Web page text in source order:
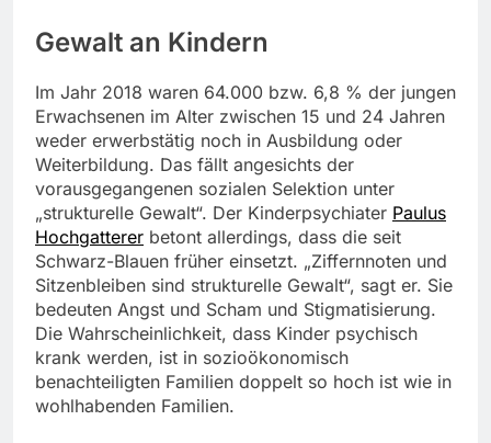
Gewalt an Kindern
Im Jahr 2018 waren 64.000 bzw. 6,8 % der jungen
Erwachsenen im Alter zwischen 15 und 24 Jahren
weder erwerbstätig noch in Ausbildung oder
Weiterbildung. Das fällt angesichts der
vorausgegangenen sozialen Selektion unter
„strukturelle Gewalt“. Der Kinderpsychiater Paulus
Hochgatterer betont allerdings, dass die seit
Schwarz-Blauen früher einsetzt. „Ziffernnoten und
Sitzenbleiben sind strukturelle Gewalt“, sagt er. Sie
bedeuten Angst und Scham und Stigmatisierung.
Die Wahrscheinlichkeit, dass Kinder psychisch
krank werden, ist in sozioökonomisch
benachteiligten Familien doppelt so hoch ist wie in
wohlhabenden Familien.